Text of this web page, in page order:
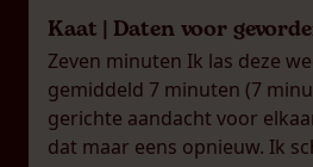
Kaat | Daten voor
Zeven minuten Ik las deze
gemiddeld 7 minuten (7
gerichte aandacht voor
dat maar eens opnieuw. Ik